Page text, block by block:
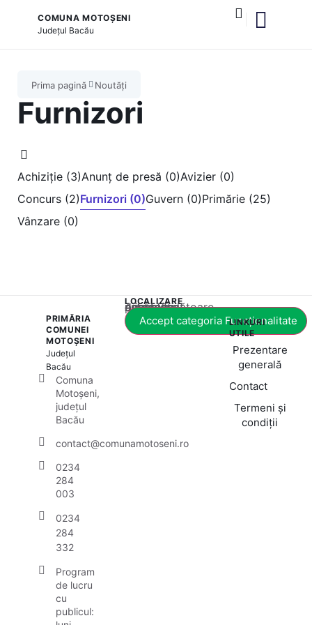
COMUNA MOTOȘENI
Județul Bacău
Prima pagină Noutăți
Furnizori
Achiziție (3)Anunț de presă (0)Avizier (0)
Concurs (2)Furnizori (0)Guvern (0)Primărie (25)
Vânzare (0)
PRIMĂRIA
COMUNEI
MOTOȘENI
Județul
Bacău
Comuna
Motoșeni,
județul
Bacău
contact@comunamotoseni.ro
0234
284
003
0234
284
332
Program
de lucru
cu
publicul:
LOCALIZARE
Acest conținut este blocat până când acceptați categoria corespunzătoare de cookie-uri.
Accept categoria Funcționalitate
LINKURI
UTILE
Prezentare
generală
Contact
Termeni și
condiții